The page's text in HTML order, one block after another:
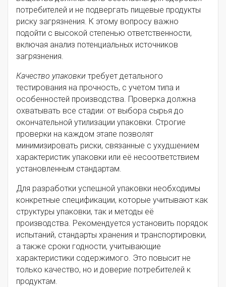
потребителей и не подвергать пищевые продукты
риску загрязнения. К этому вопросу важно
подойти с высокой степенью ответственности,
включая анализ потенциальных источников
загрязнения.
Качество упаковки требует детального
тестирования на прочность, с учетом типа и
особенностей производства. Проверка должна
охватывать все стадии: от выбора сырья до
окончательной утилизации упаковки. Строгие
проверки на каждом этапе позволят
минимизировать риски, связанные с ухудшением
характеристик упаковки или её несоответствием
установленным стандартам.
Для разработки успешной упаковки необходимы
конкретные спецификации, которые учитывают как
структуры упаковки, так и методы её
производства. Рекомендуется установить порядок
испытаний, стандарты хранения и транспортировки,
а также сроки годности, учитывающие
характеристики содержимого. Это повысит не
только качество, но и доверие потребителей к
продуктам.